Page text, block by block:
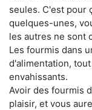
seules. C'est pour
quelques-unes,
les autres ne sont
Les fourmis dans
d'alimentation,
envahissants.
Avoir des fourmis
plaisir, et vous